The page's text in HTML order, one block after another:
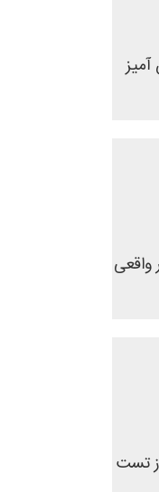
واقعی
تست